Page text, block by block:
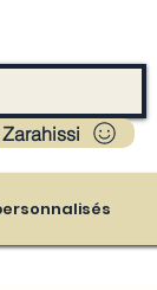
- La réunion